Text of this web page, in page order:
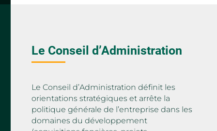
Le Conseil d’Administration
Le Conseil d’Administration définit les
orientations stratégiques et arrête la
politique générale de l’entreprise dans les
domaines du développement